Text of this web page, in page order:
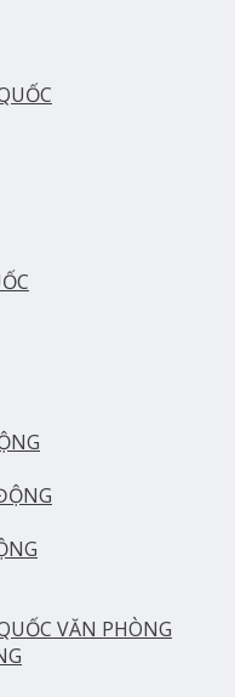
VĂN PHÒNG